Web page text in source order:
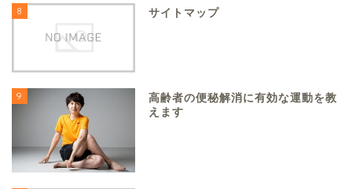
8 サイトマップ
9
高齢者の便秘解消に有効な運動を教
えます